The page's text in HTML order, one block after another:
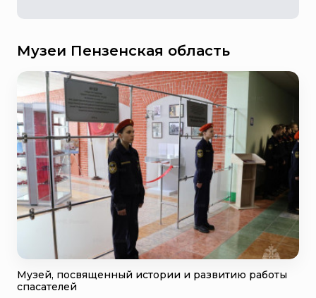
Музеи Пензенская область
Музей, посвященный истории и развитию работы
спасателей